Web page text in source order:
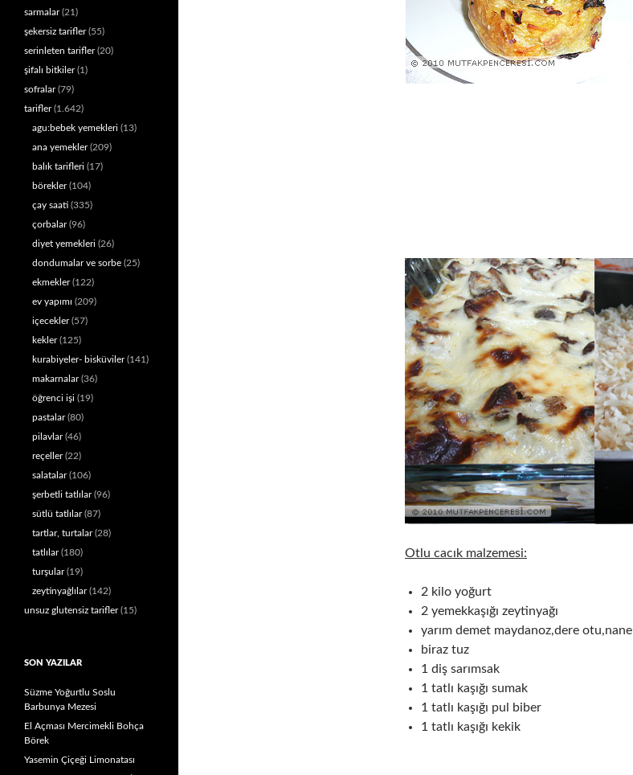
Otlu cacık malzemesi:
2 kilo yoğurt
2 yemekkaşığı zeytinyağı
yarım demet maydanoz,dere otu,nane
biraz tuz
1 diş sarımsak
1 tatlı kaşığı sumak
1 tatlı kaşığı pul biber
1 tatlı kaşığı kekik
sarmalar(21)
şekersiz tarifler(55)
serinleten tarifler(20)
şifalı bitkiler(1)
sofralar(79)
tarifler(1.642)
agu:bebek yemekleri (13)
ana yemekler(209)
balık tarifleri (17)
börekler(104)
çay saati (335)
çorbalar(96)
diyet yemekleri (26)
dondumalar ve sorbe (25)
ekmekler(122)
ev yapımı (209)
içecekler(57)
kekler(125)
kurabiyeler- bisküviler(141)
makarnalar(36)
öğrenci işi (19)
pastalar(80)
pilavlar(46)
reçeller(22)
salatalar(106)
şerbetli tatlılar(96)
sütlü tatlılar(87)
tartlar, turtalar(28)
tatlılar(180)
turşular(19)
zeytinyağlılar(142)
unsuz glutensiz tarifler(15)
SON YAZILAR
Süzme Yoğurtlu Soslu
Barbunya Mezesi
El Açması Mercimekli Bohça
Börek
Yasemin Çiçeği Limonatası